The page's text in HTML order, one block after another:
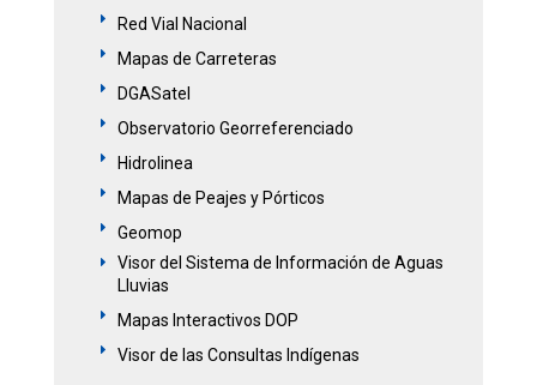
E Red Vial Nacional
E Mapas de Carreteras
E DGASatel
E Observatorio Georreferenciado
E Hidrolinea
E Mapas de Peajes y Pórticos
E Geomop
E
Visor del Sistema de Información de Aguas
Lluvias
E Mapas Interactivos DOP
E Visor de las Consultas Indígenas